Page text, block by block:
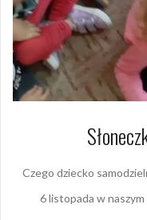
Czego dziecko
6 listopada w